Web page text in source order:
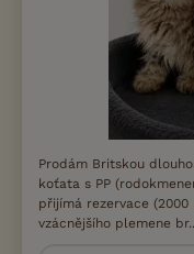
Prodám Britskou
koťata s PP
přijímá rezervace
vzácnějšího plemene